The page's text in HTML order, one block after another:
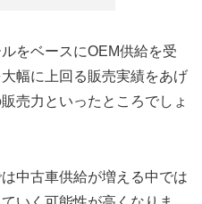
をベースにOEM供給を受
幅に上回る販売実績をあげ
売力といったところでしょ
中古車供給が増える中では